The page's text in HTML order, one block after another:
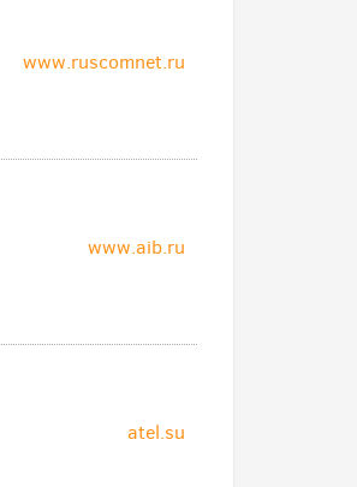
www.ruscomnet.ru
www.aib.ru
atel.su